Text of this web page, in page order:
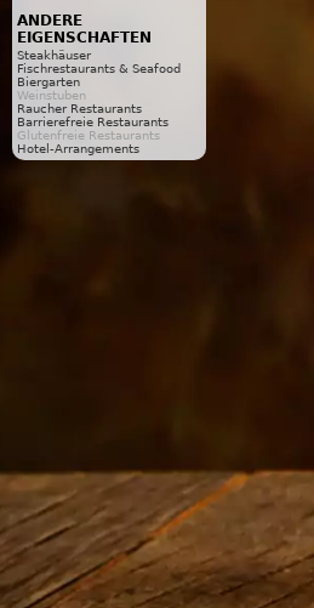
ANDERE
EIGENSCHAFTEN
Steakhäuser
Fischrestaurants & Seafood
Biergarten
Weinstuben
Raucher Restaurants
Barrierefreie Restaurants
Glutenfreie Restaurants
Hotel-Arrangements